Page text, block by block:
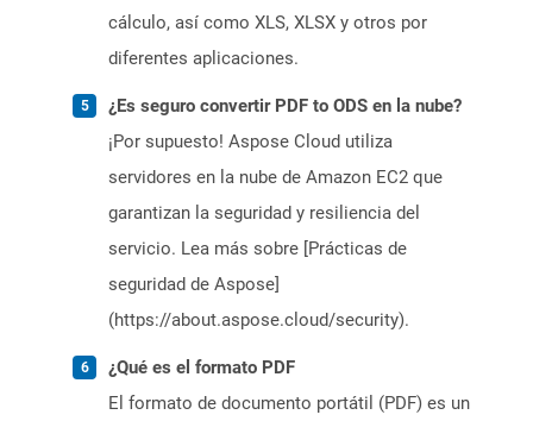
cálculo, así como XLS, XLSX y otros por
diferentes aplicaciones.
¿Es seguro convertir PDF to ODS en la nube?
¡Por supuesto! Aspose Cloud utiliza
servidores en la nube de Amazon EC2 que
garantizan la seguridad y resiliencia del
servicio. Lea más sobre [Prácticas de
seguridad de Aspose]
(https://about.aspose.cloud/security).
¿Qué es el formato PDF
El formato de documento portátil (PDF) es un